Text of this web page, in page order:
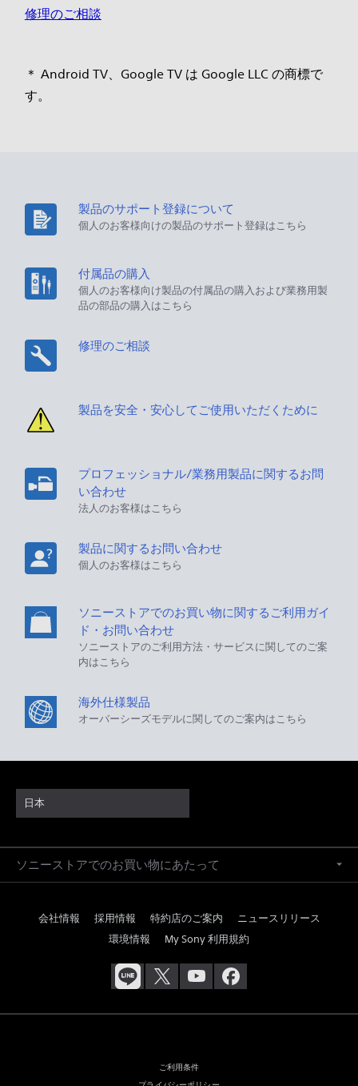
修理のご相談
＊ Android TV、Google TV は Google LLC の商標で
す。
製品のサポート登録について
個人のお客様向けの製品のサポート登録はこちら
付属品の購入
個人のお客様向け製品の付属品の購入および業務用製
品の部品の購入はこちら
修理のご相談
製品を安全・安心してご使用いただくために
プロフェッショナル/業務用製品に関するお問
い合わせ
法人のお客様はこちら
製品に関するお問い合わせ
個人のお客様はこちら
ソニーストアでのお買い物に関するご利用ガイ
ド・お問い合わせ
ソニーストアのご利用方法・サービスに関してのご案
内はこちら
海外仕様製品
オーバーシーズモデルに関してのご案内はこちら
日本
ソニーストアでのお買い物にあたって
会社情報 採用情報 特約店のご案内
ニュースリリース
環境情報
My Sony 利用規約
ご利用条件